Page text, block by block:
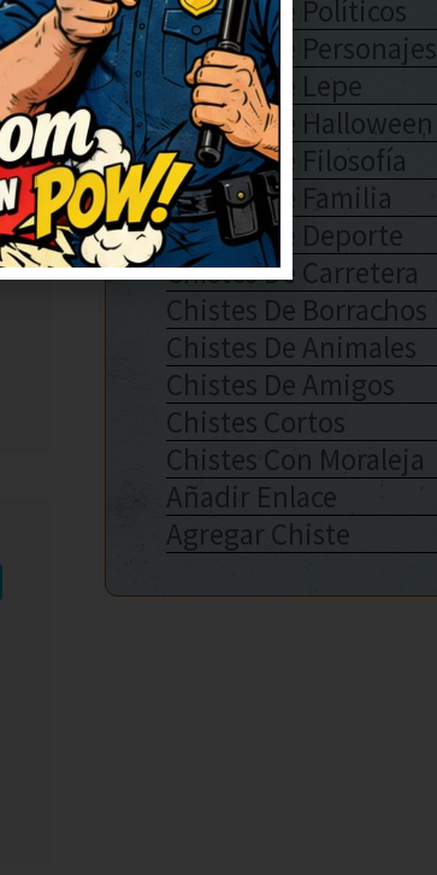
Chistes De Políticos
Chistes De Personajes
Chistes De Lepe
Chistes De Halloween
Chistes De Filosofía
Chistes De Familia
Chistes De Deporte
Chistes De Carretera
Chistes De Borrachos
Chistes De Animales
Chistes De Amigos
Chistes Cortos
Chistes Con Moraleja
Añadir Enlace
Agregar Chiste